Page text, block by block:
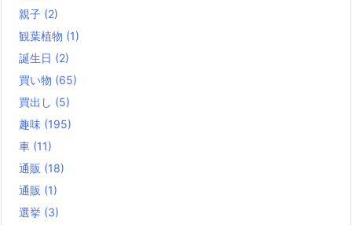
親子 (2)
観葉植物 (1)
誕生日 (2)
買い物 (65)
買出し (5)
趣味 (195)
車 (11)
通販 (18)
通販 (1)
選挙 (3)